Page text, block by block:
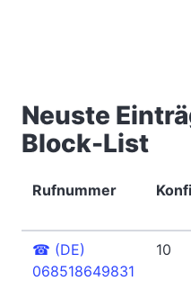
Neuste
Block-List
Rufnummer
☎ (DE)
068518649831
10